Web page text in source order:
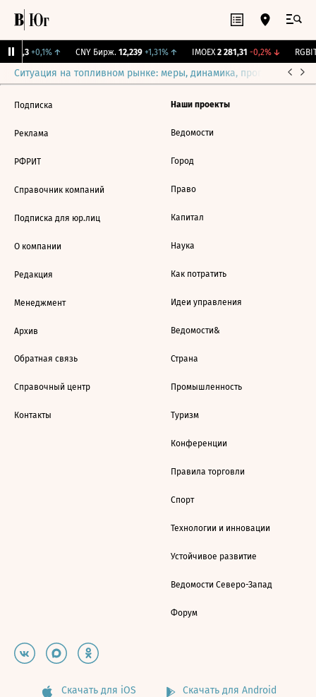
115,3 +0,1%↑ CNY Бирж. 12,239 +1,31%↑ IMOEX 2 281,31 -0,2%↓
Ситуация на топливном рынке: меры, динамика, прогнозы
Подписка
Реклама
РФРИТ
Справочник компаний
Подписка для юр.лиц
О компании
Редакция
Менеджмент
Архив
Обратная связь
Справочный центр
Контакты
Наши проекты
Ведомости
Город
Право
Капитал
Наука
Как потратить
Идеи управления
Ведомости&
Страна
Промышленность
Туризм
Конференции
Правила торговли
Спорт
Технологии и инновации
Устойчивое развитие
Ведомости Северо-Запад
Форум
Скачать для iOS Скачать для Android